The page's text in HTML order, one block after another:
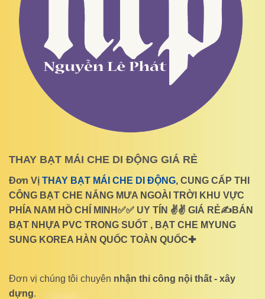
THAY BẠT MÁI CHE DI ĐỘNG GIÁ RẺ
Đơn Vị THAY BẠT MÁI CHE DI ĐỘNG, CUNG CẤP THI
CÔNG BẠT CHE NẮNG MƯA NGOÀI TRỜI KHU VỰC
PHÍA NAM HỒ CHÍ MINH✅✅ UY TÍN ✌✌ GIÁ RẺ✍BÁN
BẠT NHỰA PVC TRONG SUỐT , BẠT CHE MYUNG
SUNG KOREA HÀN QUỐC TOÀN QUỐC✚
Đơn vị chúng tôi chuyên nhận thi công nội thất - xây
dựng.